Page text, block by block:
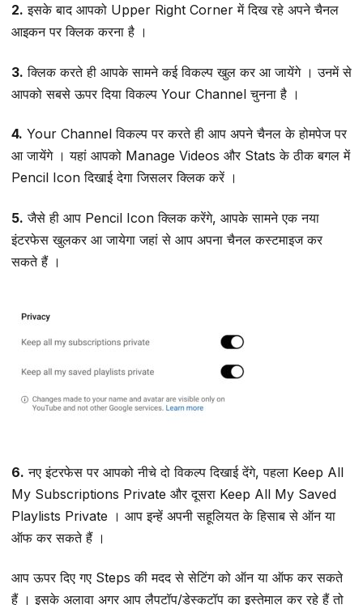
2. इसके बाद आपको Upper Right Corner में दिख रहे अपने चैनल
आइकन पर क्लिक करना है ।
3. क्लिक करते ही आपके सामने कई विकल्प खुल कर आ जायेंगे । उनमें से
आपको सबसे ऊपर दिया विकल्प Your Channel चुनना है ।
4. Your Channel विकल्प पर करते ही आप अपने चैनल के होमपेज पर
आ जायेंगे । यहां आपको Manage Videos और Stats के ठीक बगल में
Pencil Icon दिखाई देगा जिसलर क्लिक करें ।
5. जैसे ही आप Pencil Icon क्लिक करेंगे, आपके सामने एक नया
इंटरफेस खुलकर आ जायेगा जहां से आप अपना चैनल कस्टमाइज कर
सकते हैं ।
6. नए इंटरफेस पर आपको नीचे दो विकल्प दिखाई देंगे, पहला Keep All
My Subscriptions Private और दूसरा Keep All My Saved
Playlists Private । आप इन्हें अपनी सहूलियत के हिसाब से ऑन या
ऑफ कर सकते हैं ।
आप ऊपर दिए गए Steps की मदद से सेटिंग को ऑन या ऑफ कर सकते
हैं । इसके अलावा अगर आप लैपटॉप/डेस्कटॉप का इस्तेमाल कर रहे हैं तो